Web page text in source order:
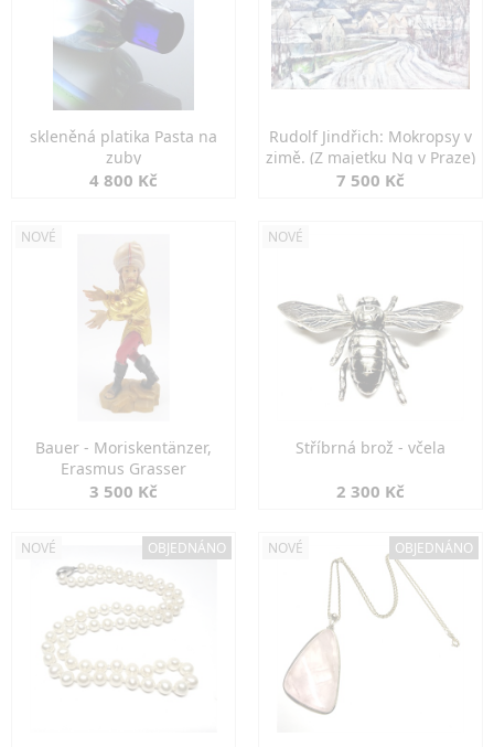
skleněná platika Pasta na
zuby
4 800 Kč
Rudolf Jindřich: Mokropsy v
zimě. (Z majetku Ng v Praze)
7 500 Kč
NOVÉ
Bauer - Moriskentänzer,
Erasmus Grasser
3 500 Kč
NOVÉ
Stříbrná brož - včela
2 300 Kč
NOVÉ OBJEDNÁNO NOVÉ OBJEDNÁNO